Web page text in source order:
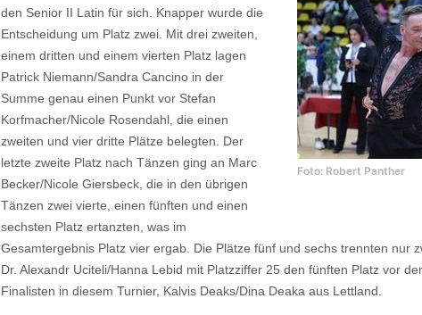
Foto: Robert Panther
den Senior II Latin für sich. Knapper wurde die
Entscheidung um Platz zwei. Mit drei zweiten,
einem dritten und einem vierten Platz lagen
Patrick Niemann/Sandra Cancino in der
Summe genau einen Punkt vor Stefan
Korfmacher/Nicole Rosendahl, die einen
zweiten und vier dritte Plätze belegten. Der
letzte zweite Platz nach Tänzen ging an Marc
Becker/Nicole Giersbeck, die in den übrigen
Tänzen zwei vierte, einen fünften und einen
sechsten Platz ertanzten, was im
Gesamtergebnis Platz vier ergab. Die Plätze fünf und sechs trennten nur
Dr. Alexandr Uciteli/Hanna Lebid mit Platzziffer 25 den fünften Platz vor
Finalisten in diesem Turnier, Kalvis Deaks/Dina Deaka aus Lettland.